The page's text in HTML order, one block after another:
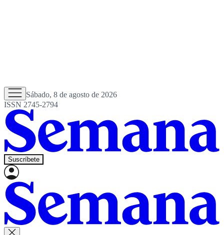
Sábado, 8 de agosto de 2026
ISSN 2745-2794
Suscríbete